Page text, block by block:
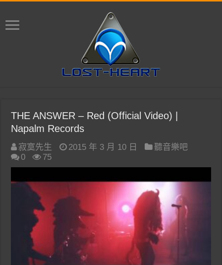
THE ANSWER – Red (Official Video) |
Napalm Records
寂寞先生 2015 年 3 月 10 日
聽音樂吧
0
75